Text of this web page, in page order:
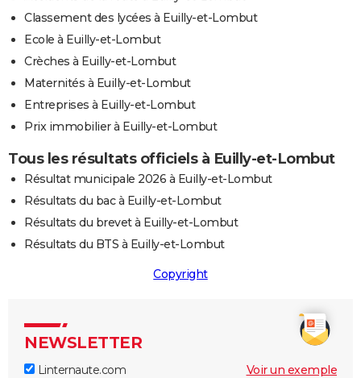
Classement des lycées à Euilly-et-Lombut
Ecole à Euilly-et-Lombut
Crèches à Euilly-et-Lombut
Maternités à Euilly-et-Lombut
Entreprises à Euilly-et-Lombut
Prix immobilier à Euilly-et-Lombut
Tous les résultats officiels à Euilly-et-Lombut
Résultat municipale 2026 à Euilly-et-Lombut
Résultats du bac à Euilly-et-Lombut
Résultats du brevet à Euilly-et-Lombut
Résultats du BTS à Euilly-et-Lombut
Copyright
NEWSLETTER
Linternaute.com Voir un exemple